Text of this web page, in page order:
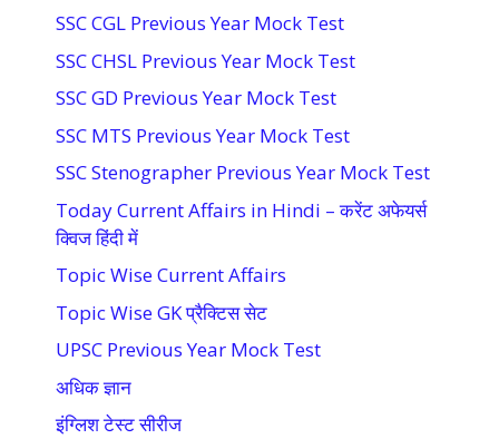
SSC CGL Previous Year Mock Test
SSC CHSL Previous Year Mock Test
SSC GD Previous Year Mock Test
SSC MTS Previous Year Mock Test
SSC Stenographer Previous Year Mock Test
Today Current Affairs in Hindi – करेंट अफेयर्स
क्विज हिंदी में
Topic Wise Current Affairs
Topic Wise GK प्रैक्टिस सेट
UPSC Previous Year Mock Test
अधिक ज्ञान
इंग्लिश टेस्ट सीरीज